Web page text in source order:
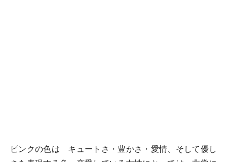
ピンクの色は キュートさ・豊かさ・愛情、そして優し